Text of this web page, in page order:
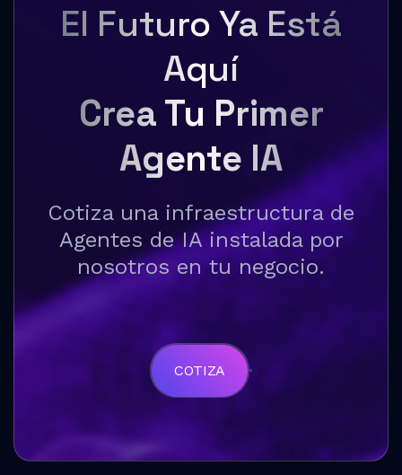
El Futuro Ya Está
Aquí
Crea Tu Primer
Agente IA
Cotiza una infraestructura de
Agentes de IA instalada por
nosotros en tu negocio.
COTIZA